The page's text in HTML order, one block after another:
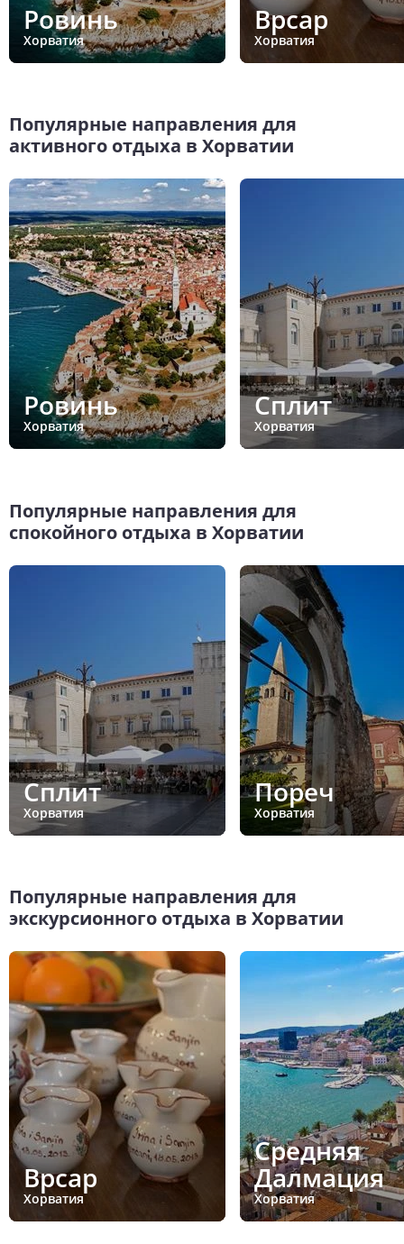
Ровинь
Хорватия
Врсар
Хорватия
Популярные направления для
активного отдыха в Хорватии
Ровинь
Хорватия
Сплит
Хорватия
Популярные направления для
спокойного отдыха в Хорватии
Сплит
Хорватия
Пореч
Хорватия
Популярные направления для
экскурсионного отдыха в Хорватии
Врсар
Хорватия
Средняя
Далмация
Хорватия